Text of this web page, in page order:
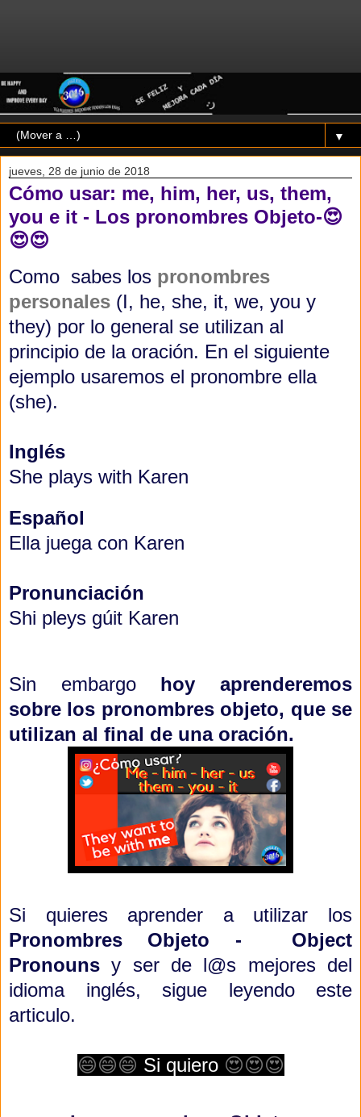
▼
jueves, 28 de junio de 2018
Cómo usar: me, him, her, us, them,
you e it - Los pronombres Objeto-😍
😍😍
Como sabes los pronombres
personales (I, he, she, it, we, you y
they) por lo general se utilizan al
principio de la oración. En el siguiente
ejemplo usaremos el pronombre ella
(she).
Inglés
She plays with Karen
Español
Ella juega con Karen
Pronunciación
Shi pleys gúit Karen
Sin embargo hoy aprenderemos
sobre los pronombres objeto, que se
utilizan al final de una oración.
Si quieres aprender a utilizar los
Pronombres Objeto - Object
Pronounsy ser de l@s mejores del
idioma inglés, sigue leyendo este
articulo.
😄😄😄 Si quiero 😍😍😍